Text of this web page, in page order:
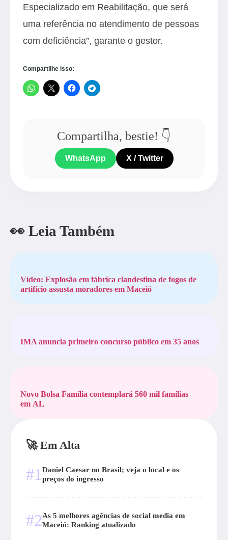
Especializado em Reabilitação, que será
uma referência no atendimento de pessoas
com deficiência”, garante o gestor.
Compartilhe isso:
Compartilha, bestie! 👇
WhatsApp X / Twitter
👀 Leia Também
Vídeo: Explosão em fábrica clandestina de fogos de
artifício assusta moradores em Maceió
IMA anuncia primeiro concurso público em 35 anos
Novo Bolsa Família contemplará 560 mil famílias
em AL
🚀 Em Alta
#1 Daniel Caesar no Brasil; veja o local e os
preços do ingresso
#2As 5 melhores agências de social media em
Maceió: Ranking atualizado